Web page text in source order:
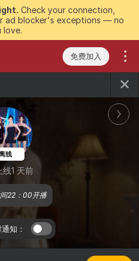
Check your connection,
ad blocker's exceptions — no
love.
免费加入
线
线1 天前
22：00开播
知：